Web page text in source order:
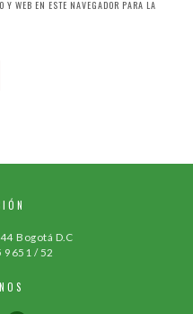
Y WEB EN ESTE NAVEGADOR PARA LA
Bogotá D.C
9651 / 52